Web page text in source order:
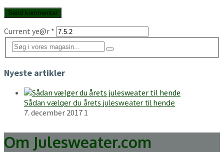
Current ye@r *
Nyeste artikler
Sådan vælger du årets julesweater til hende
7. december 2017 1
Om Julesweater.com